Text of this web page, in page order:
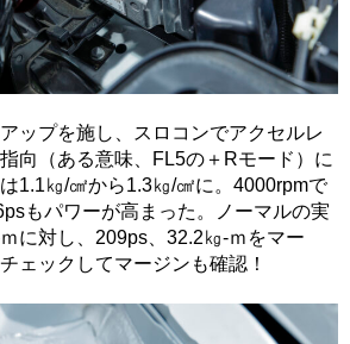
ップを施し、スロコンでアクセルレ
向（ある意味、FL5の＋Rモード）に
1.1㎏/㎠から1.3㎏/㎠に。4000rpmで
もパワーが高まった。ノーマルの実
に対し、209ps、32.2㎏-ｍをマー
ェックしてマージンも確認！